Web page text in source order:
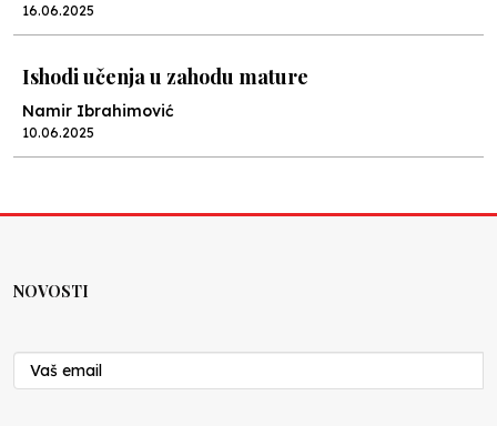
16.06.2025
Ishodi učenja u zahodu mature
Namir Ibrahimović
10.06.2025
Nenad Veličković
29.10.2024
NOVOSTI